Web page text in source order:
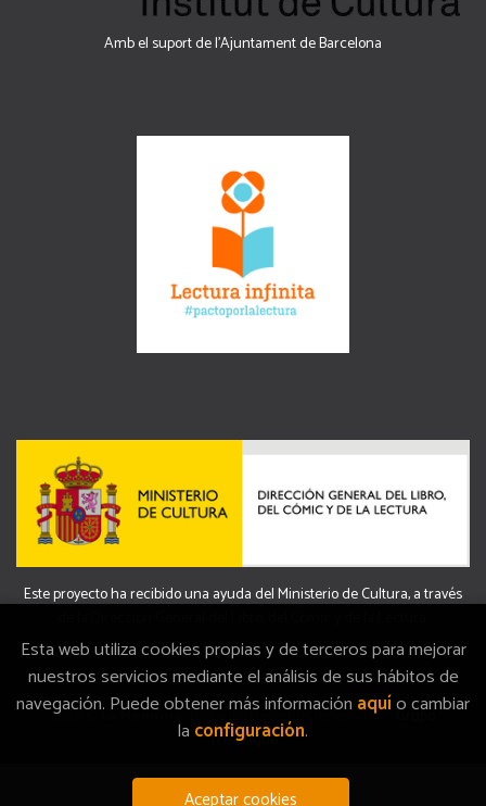
Amb el suport de l’Ajuntament de Barcelona
Este proyecto ha recibido una ayuda del Ministerio de Cultura, a través
2026 ©La Memòria. Todos los Derechos Reservados | Grupo
Trevenque
Esta web utiliza cookies propias y de terceros para mejorar
nuestros servicios mediante el análisis de sus hábitos de
navegación. Puede obtener más información aquío cambiar
la configuración.
Aceptar cookies